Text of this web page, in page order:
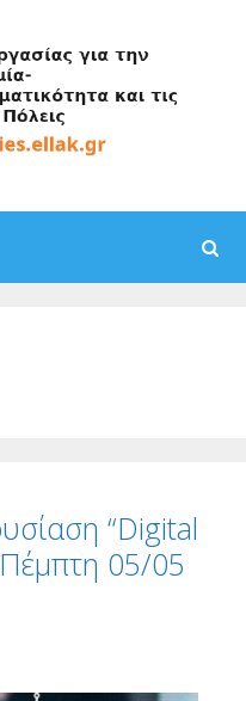
Search
“Digital
05/05